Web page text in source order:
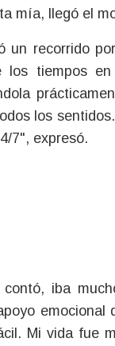
mía, llegó el
un recorrido
los tiempos
los
7", expresó.
iba
Mi vida fue